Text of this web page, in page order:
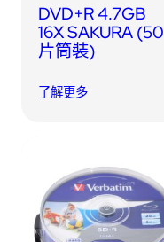
DVD+R 4.7GB
16X SAKURA (50
片筒裝)
了解更多